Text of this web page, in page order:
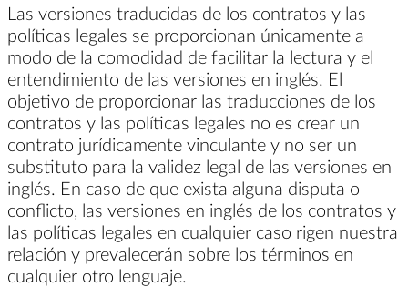
Las versiones traducidas de los contratos y las
políticas legales se proporcionan únicamente a
modo de la comodidad de facilitar la lectura y el
entendimiento de las versiones en inglés. El
objetivo de proporcionar las traducciones de los
contratos y las políticas legales no es crear un
contrato jurídicamente vinculante y no ser un
substituto para la validez legal de las versiones en
inglés. En caso de que exista alguna disputa o
conflicto, las versiones en inglés de los contratos y
las políticas legales en cualquier caso rigen nuestra
relación y prevalecerán sobre los términos en
cualquier otro lenguaje.